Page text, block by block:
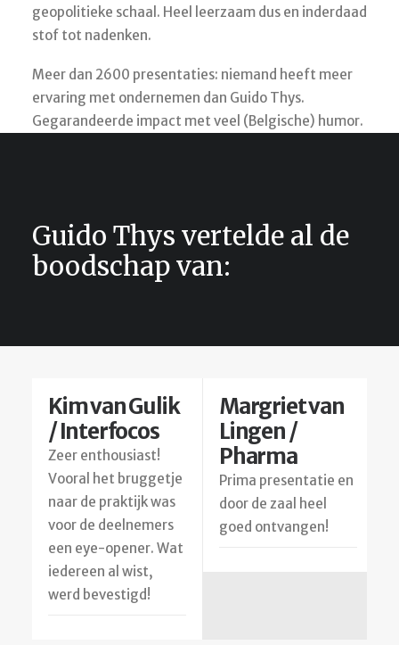
geopolitieke schaal. Heel leerzaam dus en inderdaad
stof tot nadenken.
Meer dan 2600 presentaties: niemand heeft meer
ervaring met ondernemen dan Guido Thys.
Gegarandeerde impact met veel (Belgische) humor.
Guido Thys vertelde al de
boodschap van:
Kim van Gulik
/ Interfocos
Zeer enthousiast!
Vooral het bruggetje
naar de praktijk was
voor de deelnemers
een eye-opener. Wat
iedereen al wist,
werd bevestigd!
Margriet van
Lingen /
Pharma
Prima presentatie en
door de zaal heel
goed ontvangen!